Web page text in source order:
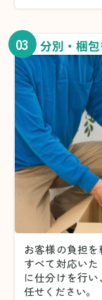
03 分別・梱
お客様の負担
すべて対応いた
に仕分けを行
任せください。